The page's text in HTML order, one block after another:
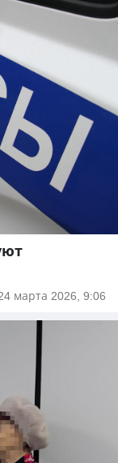
марта 2026, 9:06